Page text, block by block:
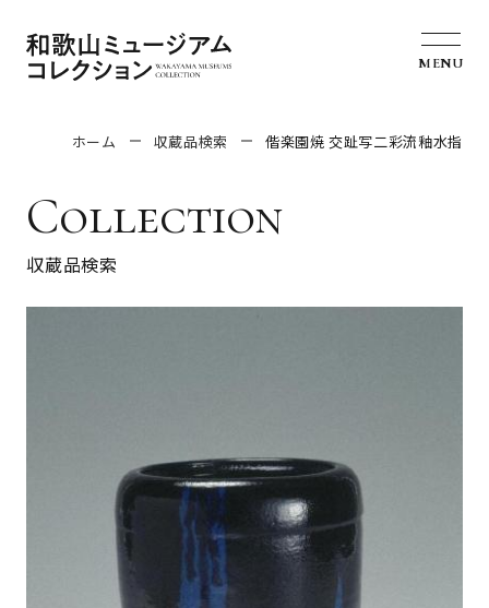
MENU
ホーム 収蔵品検索 偕楽園焼 交趾写二彩流釉水指
Collection
収蔵品検索